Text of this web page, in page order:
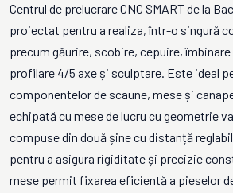
Centrul de prelucrare CNC SMART de la
proiectat pentru a realiza, într-o singură
precum găurire, scobire, cepuire,
profilare 4/5 axe și sculptare. Este ideal
componentelor de scaune, mese și
echipată cu mese de lucru cu geometrie
compuse din două șine cu distanță
pentru a asigura rigiditate și precizie
mese permit fixarea eficientă a pieselor